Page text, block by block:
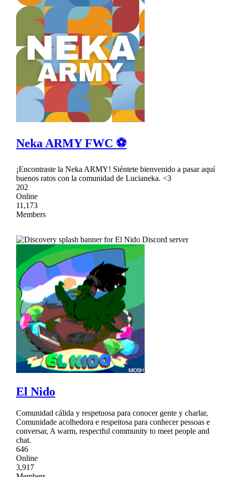
Neka ARMY FWC ⚽
¡Encontraste la Neka ARMY! Siéntete bienvenido a pasar aquí
buenos ratos con la comunidad de Lucianeka. <3
202
Online
11,173
Members
El Nido
Comunidad cálida y respetuosa para conocer gente y charlar,
Comunidade acolhedora e respeitosa para conhecer pessoas e
conversar, A warm, respectful community to meet people and
chat.
646
Online
3,917